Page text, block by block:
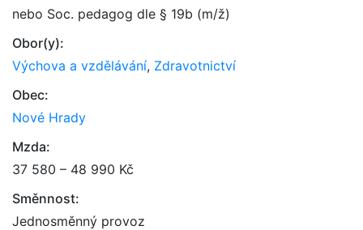
nebo Soc. pedagog dle § 19b (m/ž)
Obor(y):
Výchova a vzdělávání, Zdravotnictví
Obec:
Nové Hrady
Mzda:
37 580 – 48 990 Kč
Směnnost:
Jednosměnný provoz